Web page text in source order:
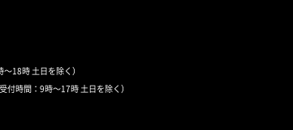
18時 土日を除く）
付時間：9時～17時 土日を除く）